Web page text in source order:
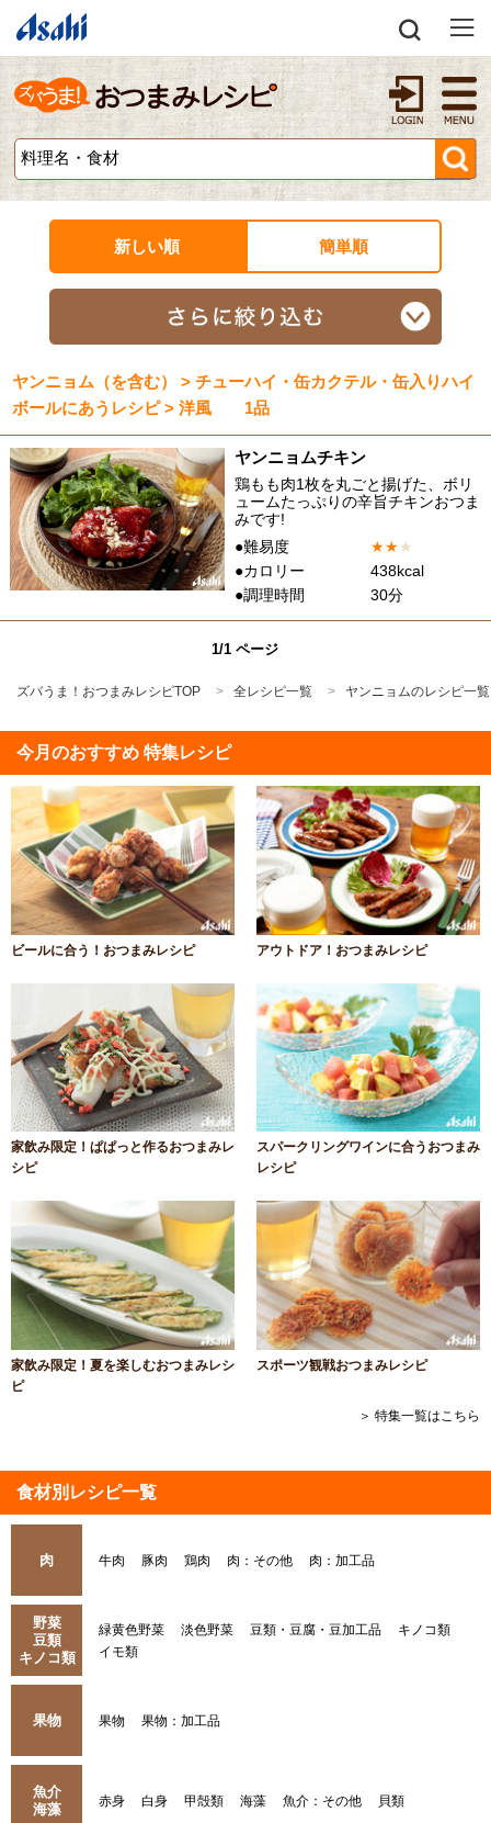
新しい順 簡単順
ヤンニョム（を含む） > チューハイ・缶カクテル・缶入りハイ
ボールにあうレシピ > 洋風 1品
ヤンニョムチキン
鶏もも肉1枚を丸ごと揚げた、ボリ
ュームたっぷりの辛旨チキンおつま
みです!
●難易度
★★★
●カロリー
438kcal
●調理時間
30分
1/1 ページ
ズバうま！おつまみレシピTOP 全レシピ一覧 ヤンニョムのレシピ一覧
今月のおすすめ 特集レシピ
ビールに合う！おつまみレシピ アウトドア！おつまみレシピ
家飲み限定！ぱぱっと作るおつまみレ
シピ
スパークリングワインに合うおつまみ
レシピ
家飲み限定！夏を楽しむおつまみレシ
ピ
スポーツ観戦おつまみレシピ
＞ 特集一覧はこちら
食材別レシピ一覧
肉 牛肉 豚肉 鶏肉 肉：その他 肉：加工品
野菜
豆類
キノコ類
緑黄色野菜 淡色野菜 豆類・豆腐・豆加工品
キノコ類
イモ類
果物 果物 果物：加工品
魚介
海藻
赤身 白身 甲殻類 海藻 魚介：その他 貝類